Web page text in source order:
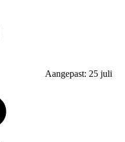
Aangepast: 25 juli